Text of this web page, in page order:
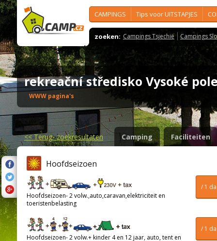
CAMPINGS Tips voor UITSTAPJES
zoeken: Campings Tsjechië Campings
rekreační středisko Vysoké
WWW pagina's
<<Terug- zoekresultaten Camping Faciliteiten
Hoofdseizoen
/ 1
Hoofdseizoen- 2 volw.,auto,caravan,elektriciteit en
toeristenbelasting
/ 1
Hoofdseizoen- 2 volw.+ kinder 4 en 12 jaar, auto, tent en